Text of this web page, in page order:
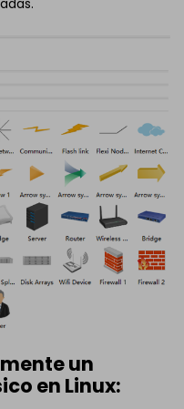
un
en Linux: